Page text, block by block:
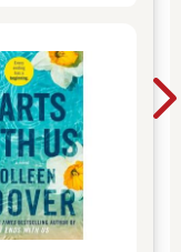
天使來到城裡的消息
連老帶少，都來圍住
的人在哪裡呢？』」
麼那麼快就被辨認
們的穿著──頭盔或是
很容易被辨認出來。